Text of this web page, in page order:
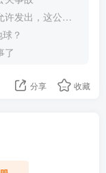
是我国乃至全世界的灾难
？
了
分享 收藏